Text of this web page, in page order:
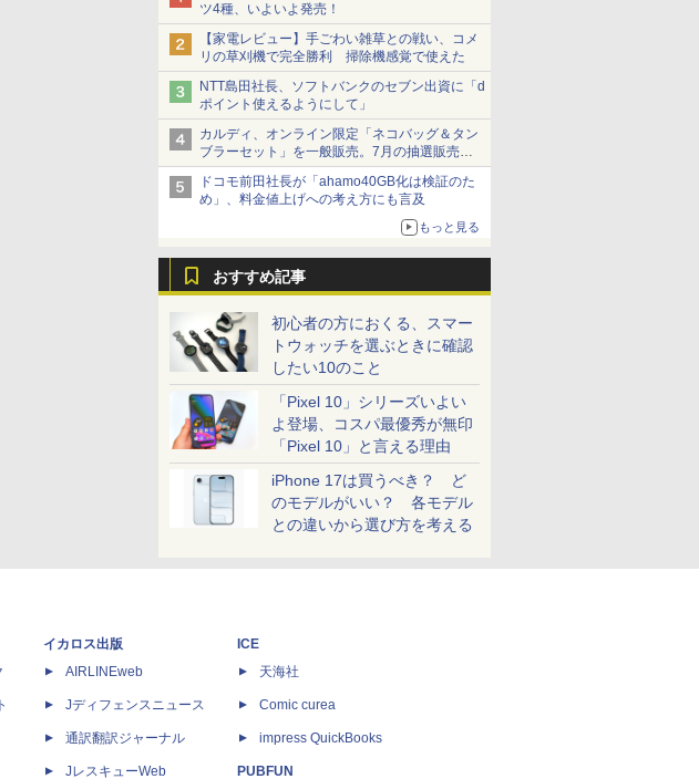
ツ4種、いよいよ発売！
【家電レビュー】手ごわい雑草との戦い、コメ
リの草刈機で完全勝利 掃除機感覚で使えた
NTT島田社長、ソフトバンクのセブン出資に「d
ポイント使えるようにして」
カルディ、オンライン限定「ネコバッグ＆タン
ブラーセット」を一般販売。7月の抽選販売の
当選無効分
ドコモ前田社長が「ahamo40GB化は検証のた
め」、料金値上げへの考え方にも言及
もっと見る
おすすめ記事
初心者の方におくる、スマー
トウォッチを選ぶときに確認
したい10のこと
「Pixel 10」シリーズいよい
よ登場、コスパ最優秀が無印
「Pixel 10」と言える理由
iPhone 17は買うべき？ ど
のモデルがいい？ 各モデル
との違いから選び方を考える
イカロス出版
AIRLINEweb
Jディフェンスニュース
通訳翻訳ジャーナル
JレスキューWeb
ICE
天海社
Comic curea
impress QuickBooks
PUBFUN